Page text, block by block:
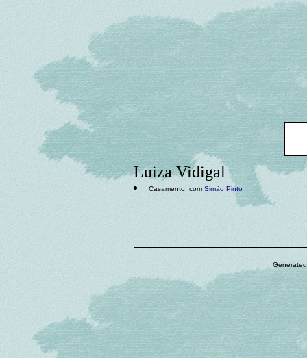
Luiza Vidigal
Casamento: com Simão Pinto